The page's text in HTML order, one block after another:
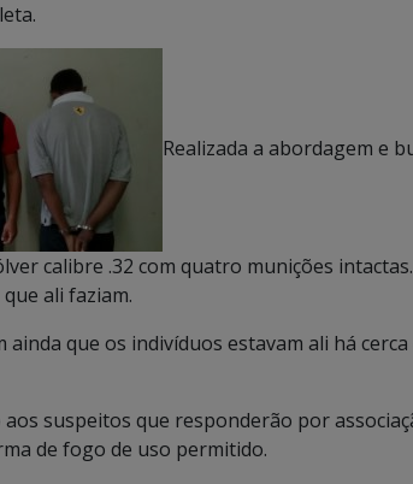
Realizada a abordagem e
calibre .32 com quatro munições
ali faziam.
que os indivíduos estavam ali há
aos suspeitos que responderão por
de fogo de uso permitido.